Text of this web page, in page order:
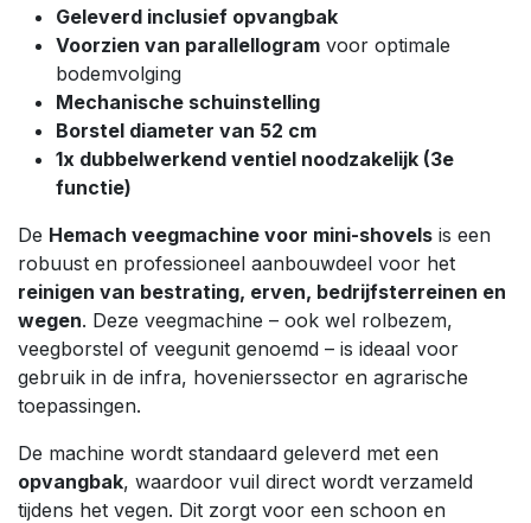
Geleverd inclusief opvangbak
Voorzien van parallellogram voor optimale
bodemvolging
Mechanische schuinstelling
Borstel diameter van 52 cm
1x dubbelwerkend ventiel noodzakelijk (3e
functie)
De Hemach veegmachine voor mini-shovels is een
robuust en professioneel aanbouwdeel voor het
reinigen van bestrating, erven, bedrijfsterreinen en
wegen. Deze veegmachine – ook wel rolbezem,
veegborstel of veegunit genoemd – is ideaal voor
gebruik in de infra, hovenierssector en agrarische
toepassingen.
De machine wordt standaard geleverd met een
opvangbak, waardoor vuil direct wordt verzameld
tijdens het vegen. Dit zorgt voor een schoon en